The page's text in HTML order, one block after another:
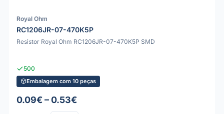
Royal Ohm
RC1206JR-07-470K5P
Resistor Royal Ohm RC1206JR-07-470K5P SMD
500
Embalagem com 10 peças
0.09€ – 0.53€